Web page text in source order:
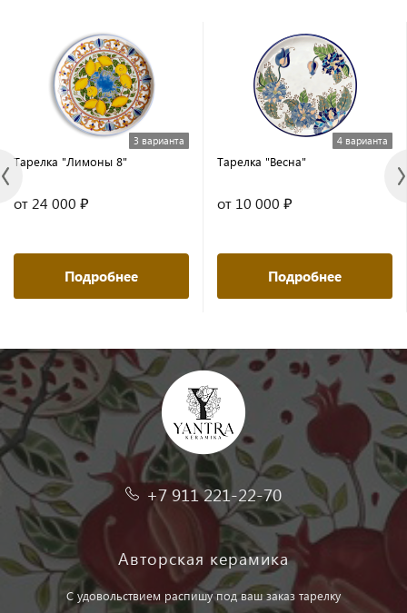
3 варианта
Тарелка "Лимоны 8"
от 24 000 ₽
Подробнее
4 варианта
Тарелка "Весна"
от 10 000 ₽
Подробнее
+7 911 221-22-70
Авторская керамика
С удовольствием распишу под ваш заказ тарелку